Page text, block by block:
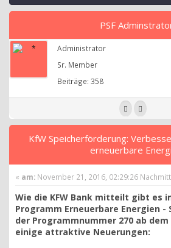
PSF
Administrator
Sr. Member
Beiträge: 358
KfW Speicherförderung:
erneuerbare
« am: November 21, 2016, 02:29:26
Wie die KFW Bank mitteilt gibt es
Programm Erneuerbare Energien -
der Programmnummer 270 ab dem
einige attraktive Neuerungen: